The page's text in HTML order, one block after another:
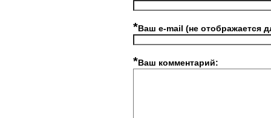
*Ваш e-mail (не отображается
*Ваш комментарий: